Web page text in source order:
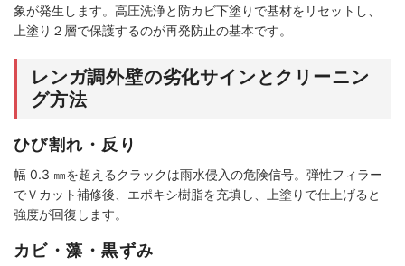
象が発生します。高圧洗浄と防カビ下塗りで基材をリセットし、
上塗り２層で保護するのが再発防止の基本です。
レンガ調外壁の劣化サインとクリーニン
グ方法
ひび割れ・反り
幅 0.3 ㎜を超えるクラックは雨水侵入の危険信号。弾性フィラー
でＶカット補修後、エポキシ樹脂を充填し、上塗りで仕上げると
強度が回復します。
カビ・藻・黒ずみ